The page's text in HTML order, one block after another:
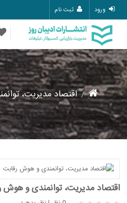
ورود ثبت نام
اقتصاد مدیریت،
اقتصاد مدیریت، توانمندی و هوش